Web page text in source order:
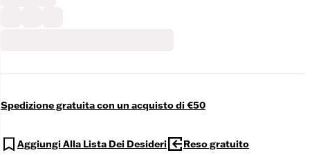
Spedizione gratuita con un acquisto di €50
Aggiungi Alla Lista Dei Desideri Reso gratuito